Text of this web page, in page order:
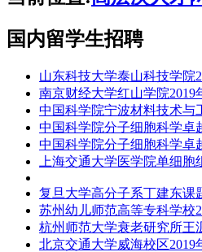
国内留学生招聘
山东科技大学泰山科技学院
南京财经大学红山学院2019
中国科学院宁波材料技术与
中国科学院分子细胞科学卓
中国科学院分子细胞科学卓
上海交通大学医学院单细
复旦大学高分子系丁建东课
苏州幼儿师范高等专科学校
杭州师范大学衰老研究所王
北京交通大学威海校区